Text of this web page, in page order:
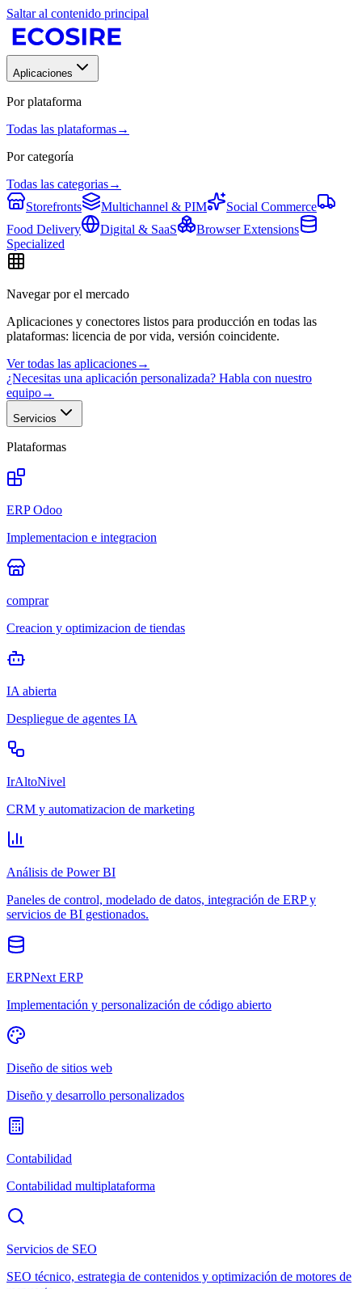
Saltar al contenido principal
Aplicaciones
Por plataforma
Todas las plataformas→
Por categoría
Todas las categorias→
Storefronts
Multichannel & PIM
Social Commerce
Food Delivery
Digital & SaaS
Browser Extensions
Specialized
Navegar por el mercado
Aplicaciones y conectores listos para producción en todas las
plataformas: licencia de por vida, versión coincidente.
Ver todas las aplicaciones→
¿Necesitas una aplicación personalizada? Habla con nuestro
equipo→
Servicios
Plataformas
ERP Odoo
Implementacion e integracion
comprar
Creacion y optimizacion de tiendas
IA abierta
Despliegue de agentes IA
IrAltoNivel
CRM y automatizacion de marketing
Análisis de Power BI
Paneles de control, modelado de datos, integración de ERP y
servicios de BI gestionados.
ERPNext ERP
Implementación y personalización de código abierto
Diseño de sitios web
Diseño y desarrollo personalizados
Contabilidad
Contabilidad multiplataforma
Servicios de SEO
SEO técnico, estrategia de contenidos y optimización de motores de